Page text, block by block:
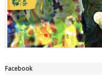
"Superare gli ostacoli": la
Facebook